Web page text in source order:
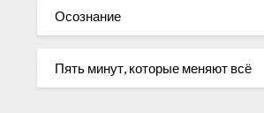
Осознание
Пять минут, которые меняют всё